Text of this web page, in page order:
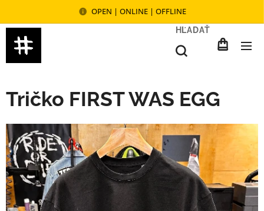
OPEN | ONLINE | OFFLINE
HĽADAŤ
Tričko FIRST WAS EGG